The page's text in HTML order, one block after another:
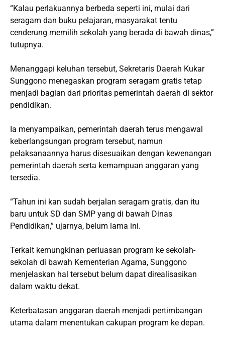
“Kalau perlakuannya berbeda seperti ini, mulai dari
seragam dan buku pelajaran, masyarakat tentu
cenderung memilih sekolah yang berada di bawah dinas,”
tutupnya.
Menanggapi keluhan tersebut, Sekretaris Daerah Kukar
Sunggono menegaskan program seragam gratis tetap
menjadi bagian dari prioritas pemerintah daerah di sektor
pendidikan.
Ia menyampaikan, pemerintah daerah terus mengawal
keberlangsungan program tersebut, namun
pelaksanaannya harus disesuaikan dengan kewenangan
pemerintah daerah serta kemampuan anggaran yang
tersedia.
“Tahun ini kan sudah berjalan seragam gratis, dan itu
baru untuk SD dan SMP yang di bawah Dinas
Pendidikan,” ujarnya, belum lama ini.
Terkait kemungkinan perluasan program ke sekolah-
sekolah di bawah Kementerian Agama, Sunggono
menjelaskan hal tersebut belum dapat direalisasikan
dalam waktu dekat.
Keterbatasan anggaran daerah menjadi pertimbangan
utama dalam menentukan cakupan program ke depan.